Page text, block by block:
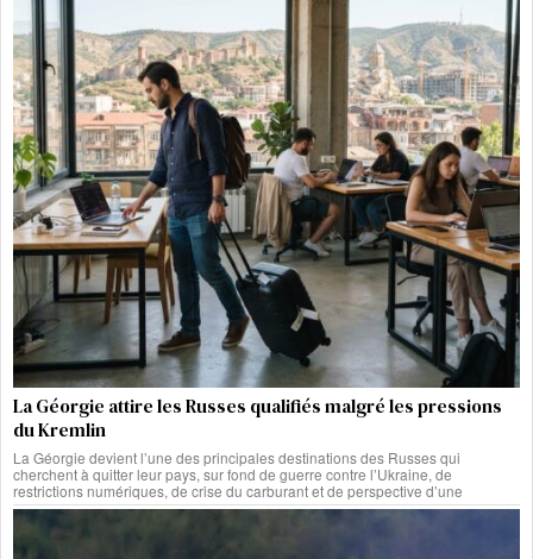
La Géorgie attire les Russes qualifiés malgré les pressions
du Kremlin
La Géorgie devient l’une des principales destinations des Russes qui
cherchent à quitter leur pays, sur fond de guerre contre l’Ukraine, de
restrictions numériques, de crise du carburant et de perspective d’une